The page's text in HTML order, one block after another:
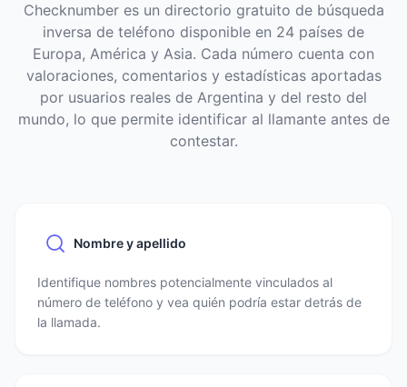
Checknumber es un directorio gratuito de búsqueda
inversa de teléfono disponible en 24 países de
Europa, América y Asia. Cada número cuenta con
valoraciones, comentarios y estadísticas aportadas
por usuarios reales de Argentina y del resto del
mundo, lo que permite identificar al llamante antes de
contestar.
Nombre y apellido
Identifique nombres potencialmente vinculados al
número de teléfono y vea quién podría estar detrás de
la llamada.